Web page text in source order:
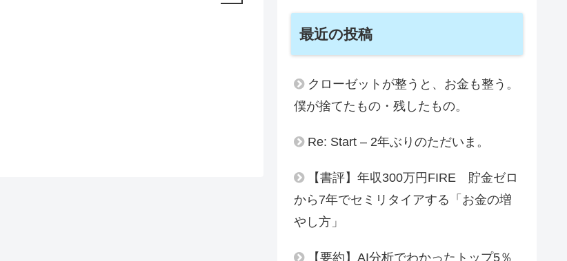
最近の投稿
クローゼットが整うと、お金も整う。
僕が捨てたもの・残したもの。
Re: Start – 2年ぶりのただいま。
【書評】年収300万円FIRE 貯金ゼロ
から7年でセミリタイアする「お金の増
やし方」
【要約】AI分析でわかったトップ5％